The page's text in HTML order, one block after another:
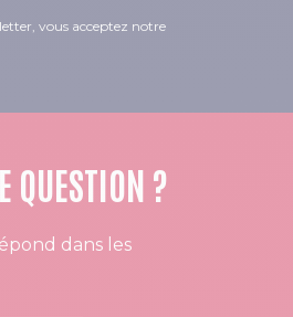
vous acceptez notre
QUESTION ?
dans les